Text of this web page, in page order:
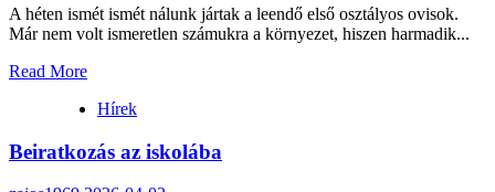
összefogással
megújult
iskolaudvarunk
A héten ismét ismét nálunk jártak a leendő első osztályos ovisok.
Már nem volt ismeretlen számukra a környezet, hiszen harmadik...
Read MoreRead
about
Iskolacsalogató
Hírek
Beiratkozás az iskolába